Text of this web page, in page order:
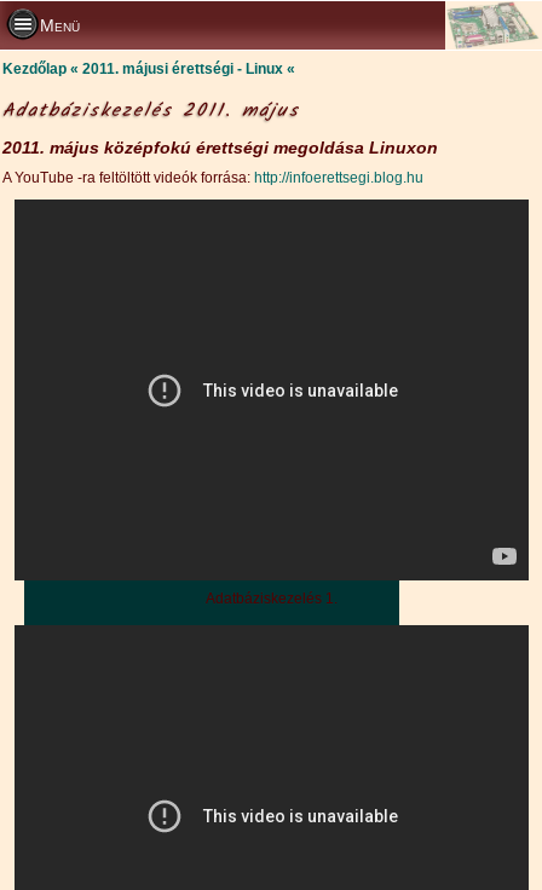
Menü
Kezdőlap 2011. májusi érettségi - Linux
Adatbáziskezelés 2011. május
2011. május középfokú érettségi megoldása Linuxon
A YouTube -ra feltöltött videók forrása: http://infoerettsegi.blog.hu
Adatbáziskezelés 1.